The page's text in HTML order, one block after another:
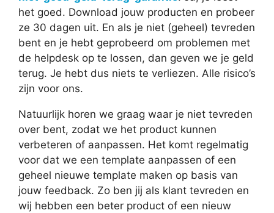
het goed. Download jouw producten en probeer
ze 30 dagen uit. En als je niet (geheel) tevreden
bent en je hebt geprobeerd om problemen met
de helpdesk op te lossen, dan geven we je geld
terug. Je hebt dus niets te verliezen. Alle risico’s
zijn voor ons.
Natuurlijk horen we graag waar je niet tevreden
over bent, zodat we het product kunnen
verbeteren of aanpassen. Het komt regelmatig
voor dat we een template aanpassen of een
geheel nieuwe template maken op basis van
jouw feedback. Zo ben jij als klant tevreden en
wij hebben een beter product of een nieuw